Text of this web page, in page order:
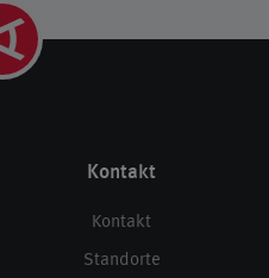
Kontakt
Kontakt
Standorte